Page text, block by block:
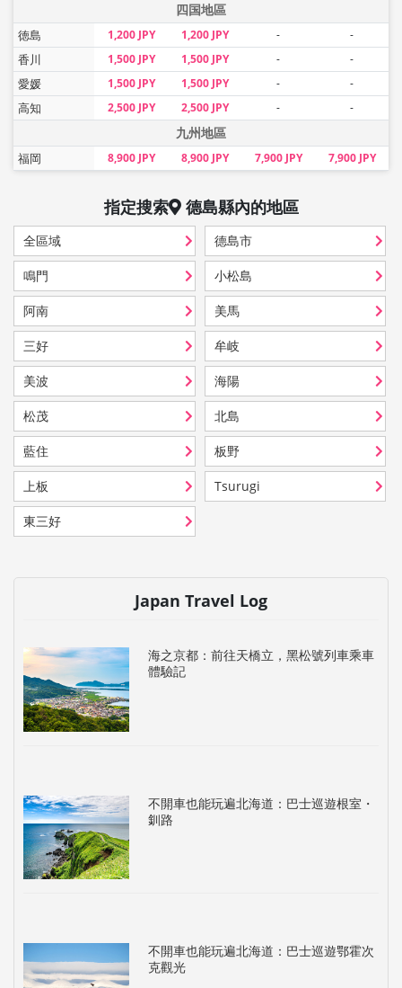
四国地區
徳島 1,200 JPY 1,200 JPY - -
香川 1,500 JPY 1,500 JPY - -
愛媛 1,500 JPY 1,500 JPY - -
高知 2,500 JPY 2,500 JPY - -
九州地區
福岡 8,900 JPY 8,900 JPY 7,900 JPY 7,900 JPY
指定搜索 德島縣內的地區
全區域 德島市
鳴門 小松島
阿南 美馬
三好 牟岐
美波 海陽
松茂 北島
藍住 板野
上板 Tsurugi
東三好
Japan Travel Log
海之京都：前往天橋立，黑松號列車乘車
體驗記
不開車也能玩遍北海道：巴士巡遊根室・
釧路
不開車也能玩遍北海道：巴士巡遊鄂霍次
克觀光